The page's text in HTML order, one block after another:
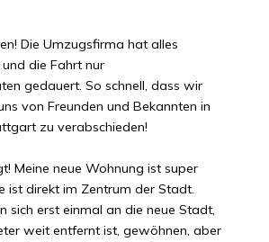
Die Umzugsfirma hat alles
die Fahrt nur
gedauert. So schnell, dass wir
von Freunden und Bekannten in
zu verabschieden!
Meine neue Wohnung ist super
ist direkt im Zentrum der Stadt.
sich erst einmal an die neue Stadt,
weit entfernt ist, gewöhnen, aber